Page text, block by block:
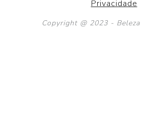
Privacidade
Copyright @ 2023 -